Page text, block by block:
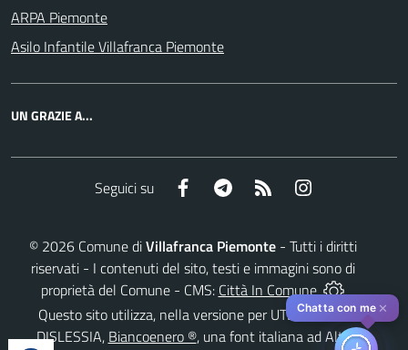
ARPA Piemonte
Asilo Infantile Villafranca Piemonte
UN GRAZIE A...
Seguici su Facebook Telegram RSS
© 2026 Comune diVillafranca Piemonte - Tutti i diritti
riservati - I contenuti del sito, testi e immagini sono di
proprietà del Comune - CMS: Città In Comune
Questo sito utilizza, nella versione per UTENTI CON
DISLESSIA, Biancoenero ®, una font italiana ad Alta
Chatta con me ✕